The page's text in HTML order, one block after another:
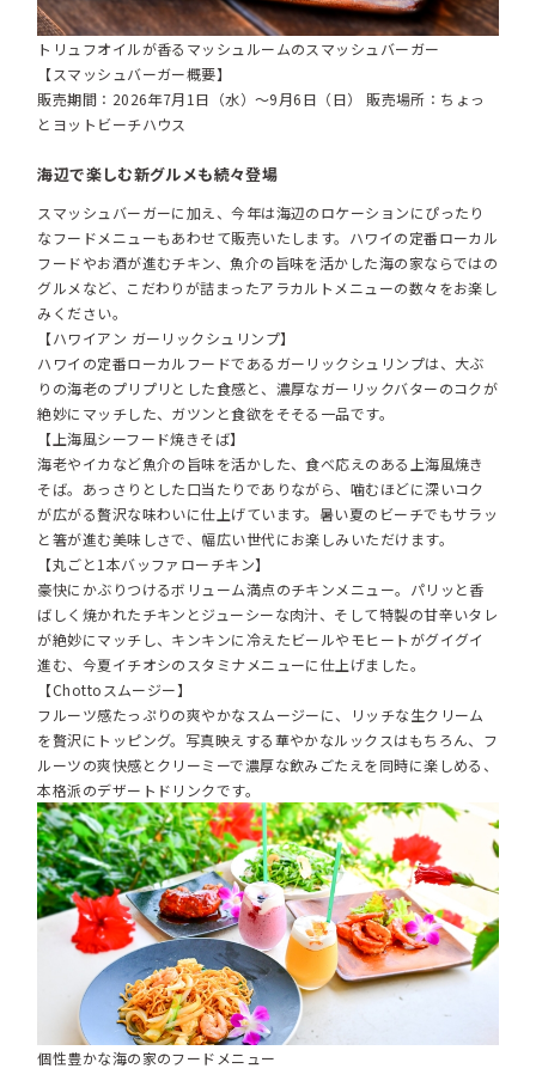
トリュフオイルが香るマッシュルームのスマッシュバーガー
【スマッシュバーガー概要】
販売期間：2026年7月1日（水）～9月6日（日） 販売場所：ちょっ
とヨットビーチハウス
海辺で楽しむ新グルメも続々登場
スマッシュバーガーに加え、今年は海辺のロケーションにぴったり
なフードメニューもあわせて販売いたします。ハワイの定番ローカル
フードやお酒が進むチキン、魚介の旨味を活かした海の家ならではの
グルメなど、こだわりが詰まったアラカルトメニューの数々をお楽し
みください。
【ハワイアン ガーリックシュリンプ】
ハワイの定番ローカルフードであるガーリックシュリンプは、大ぶ
りの海老のプリプリとした食感と、濃厚なガーリックバターのコクが
絶妙にマッチした、ガツンと食欲をそそる一品です。
【上海風シーフード焼きそば】
海老やイカなど魚介の旨味を活かした、食べ応えのある上海風焼き
そば。あっさりとした口当たりでありながら、噛むほどに深いコク
が広がる贅沢な味わいに仕上げています。暑い夏のビーチでもサラッ
と箸が進む美味しさで、幅広い世代にお楽しみいただけます。
【丸ごと1本バッファローチキン】
豪快にかぶりつけるボリューム満点のチキンメニュー。パリッと香
ばしく焼かれたチキンとジューシーな肉汁、そして特製の甘辛いタレ
が絶妙にマッチし、キンキンに冷えたビールやモヒートがグイグイ
進む、今夏イチオシのスタミナメニューに仕上げました。
【Chottoスムージー】
フルーツ感たっぷりの爽やかなスムージーに、リッチな生クリーム
を贅沢にトッピング。写真映えする華やかなルックスはもちろん、フ
ルーツの爽快感とクリーミーで濃厚な飲みごたえを同時に楽しめる、
本格派のデザートドリンクです。
個性豊かな海の家のフードメニュー